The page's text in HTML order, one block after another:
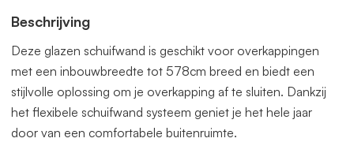
Beschrijving
Deze glazen schuifwand is geschikt voor overkappingen
met een inbouwbreedte tot 578cm breed en biedt een
stijlvolle oplossing om je overkapping af te sluiten. Dankzij
het flexibele schuifwand systeem geniet je het hele jaar
door van een comfortabele buitenruimte.